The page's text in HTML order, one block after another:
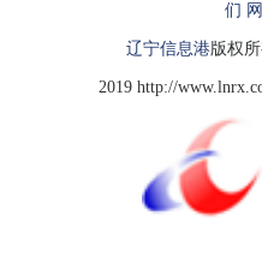
们
辽宁信息港版权
2019 http://